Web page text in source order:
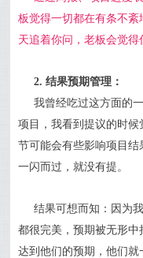
板觉得一切都在有条不
天追着你问，老板会觉得
2. 结果预期管理：
我曾经吃过这方面的
项目，我看到提议的时
节可能会有些影响项目
一闪而过，就没有提。
结果可想而知：因为
都很完美，预期被无形
达到他们的预期，他们